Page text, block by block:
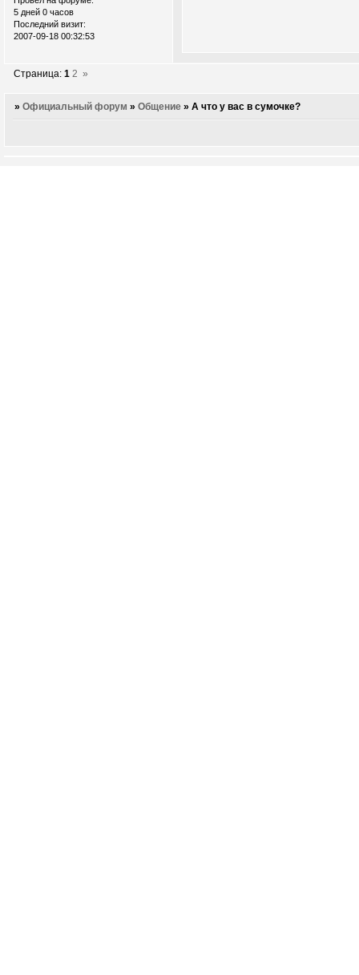
5 дней 0 часов
Последний визит:
2007-09-18 00:32:53
Страница:1 2 »
»Официальный форум »Общение »А что у вас в сумочке?